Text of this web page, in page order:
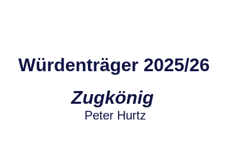
Würdenträger 2025/26
Zugkönig
Peter Hurtz